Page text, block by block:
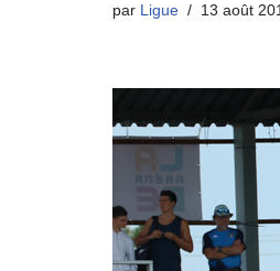
par Ligue 13 août